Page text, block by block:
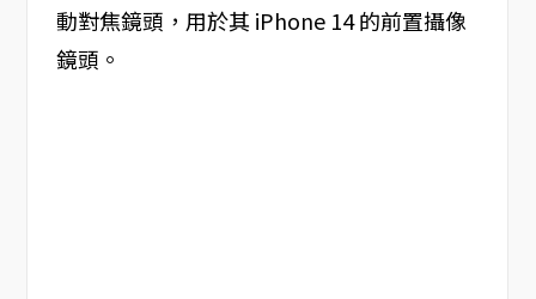
動對焦鏡頭，用於其 iPhone 14 的前置攝像
鏡頭。